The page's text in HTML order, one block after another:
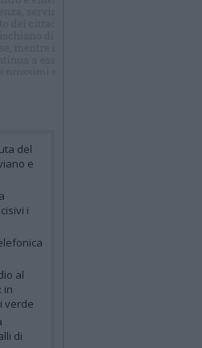
del
e
i
al
in
verde
di